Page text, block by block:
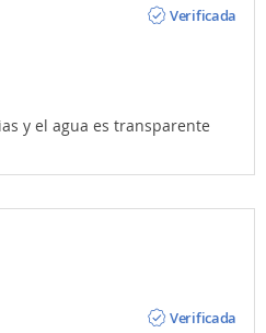
Verificada
y el agua es transparente
Verificada